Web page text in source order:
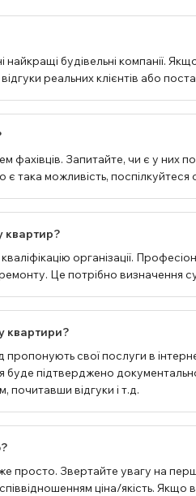
будівельні компанії.
реальних клієнтів або
фахівців. Запитайте, чи є у них
є така можливість,
квартир?
організації.
Це потрібно визначення
квартири?
пропонують свої послуги в
буде підтверджено
відгуки і т.д.
просто. Звертайте увагу на
ціна/якість.